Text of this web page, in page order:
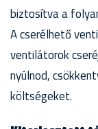
biztosítva a
A cserélhető
ventilátorok
nyúlnod,
költségeket.